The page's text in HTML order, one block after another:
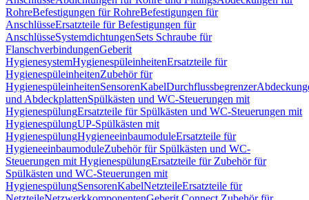
RohreBefestigungen für RohreBefestigungen für
AnschlüsseErsatzteile für Befestigungen für
AnschlüsseSystemdichtungenSets Schraube für
FlanschverbindungenGeberit
HygienesystemHygienespüleinheitenErsatzteile für
HygienespüleinheitenZubehör für
HygienespüleinheitenSensorenKabelDurchflussbegrenzer
und AbdeckplattenSpülkästen und WC-Steuerungen mit
HygienespülungErsatzteile für Spülkästen und WC-Steuerungen mit
HygienespülungUP-Spülkästen mit
HygienespülungHygieneeinbaumoduleErsatzteile für
HygieneeinbaumoduleZubehör für Spülkästen und WC-
Steuerungen mit HygienespülungErsatzteile für Zubehör für
Spülkästen und WC-Steuerungen mit
HygienespülungSensorenKabelNetzteileErsatzteile für